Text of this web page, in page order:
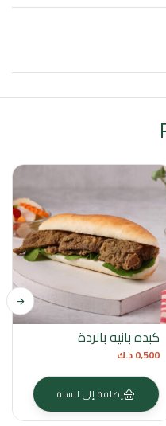
كبده بانيه بالردة
0,500د.ك
إضافة إلى السلة